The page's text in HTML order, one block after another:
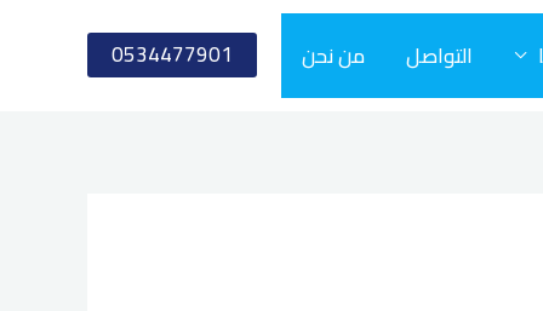
التواصل من نحن 0534477901